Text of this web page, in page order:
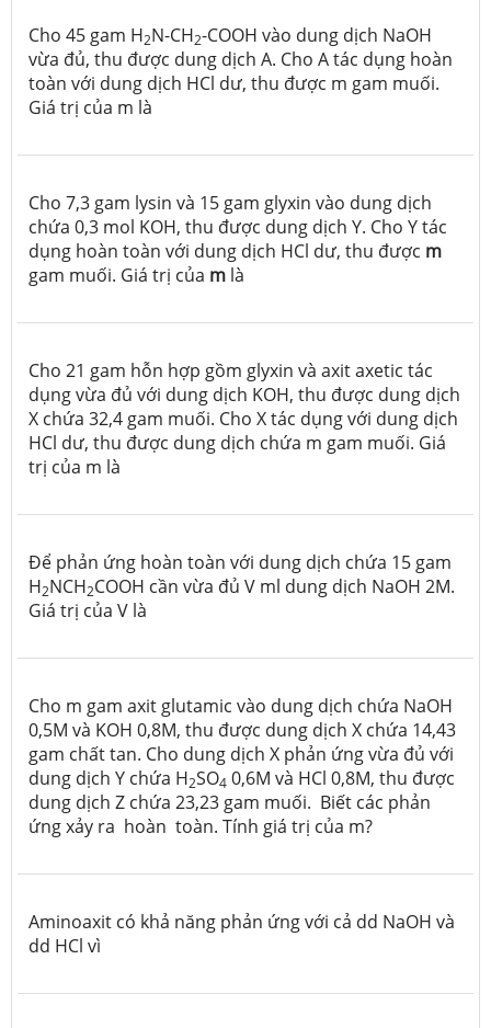
Cho 45 gam H2N-CH2-COOH vào dung dịch NaOH
vừa đủ, thu được dung dịch A. Cho A tác dụng hoàn
toàn với dung dịch HCl dư, thu được m gam muối.
Giá trị của m là
Cho 7,3 gam lysin và 15 gam glyxin vào dung dịch
chứa 0,3 mol KOH, thu được dung dịch Y. Cho Y tác
dụng hoàn toàn với dung dịch HCl dư, thu được m
gam muối. Giá trị của m là
Cho 21 gam hỗn hợp gồm glyxin và axit axetic tác
dụng vừa đủ với dung dịch KOH, thu được dung dịch
X chứa 32,4 gam muối. Cho X tác dụng với dung dịch
HCl dư, thu được dung dịch chứa m gam muối. Giá
trị của m là
Để phản ứng hoàn toàn với dung dịch chứa 15 gam
H2NCH2COOH cần vừa đủ V ml dung dịch NaOH 2M.
Giá trị của V là
Cho m gam axit glutamic vào dung dịch chứa NaOH
0,5M và KOH 0,8M, thu được dung dịch X chứa 14,43
gam chất tan. Cho dung dịch X phản ứng vừa đủ với
dung dịch Y chứa H2SO4 0,6M và HCl 0,8M, thu được
dung dịch Z chứa 23,23 gam muối. Biết các phản
ứng xảy ra hoàn toàn. Tính giá trị của m?
Aminoaxit có khả năng phản ứng với cả dd NaOH và
dd HCl vì